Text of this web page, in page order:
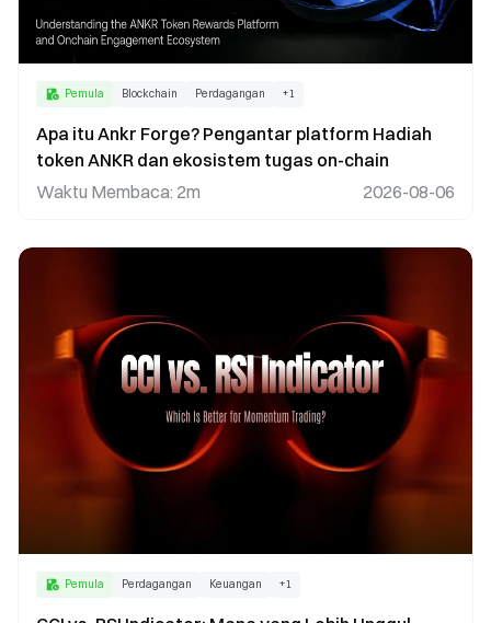
Pemula Blockchain Perdagangan +1
Apa itu Ankr Forge? Pengantar platform Hadiah
token ANKR dan ekosistem tugas on-chain
Waktu Membaca: 2m 2026-08-06
Pemula Perdagangan Keuangan +1